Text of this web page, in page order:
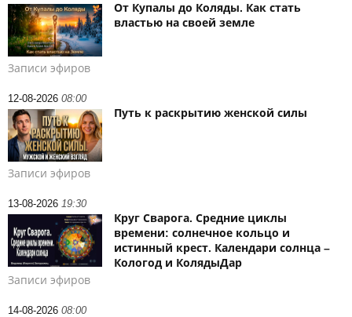
От Купалы до Коляды. Как стать
властью на своей земле
Записи эфиров
12-08-2026 08:00
Путь к раскрытию женской силы
Записи эфиров
13-08-2026 19:30
Круг Сварога. Средние циклы
времени: солнечное кольцо и
истинный крест. Календари солнца –
Кологод и КолядыДар
Записи эфиров
14-08-2026 08:00